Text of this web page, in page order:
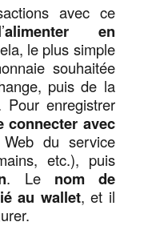
avec ce
alimenter en
le plus simple
souhaitée
puis de la
enregistrer
connecter avec
du service
etc.), puis
. Le nom de
au wallet, et il